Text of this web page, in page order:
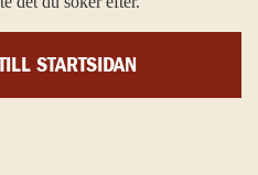
STARTSIDAN